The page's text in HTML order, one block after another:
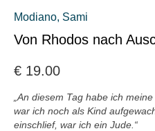
Modiano, Sami
Von Rhodos nach
€ 19.00
„An diesem Tag habe ich
war ich noch als Kind
einschlief, war ich ein Jude.“